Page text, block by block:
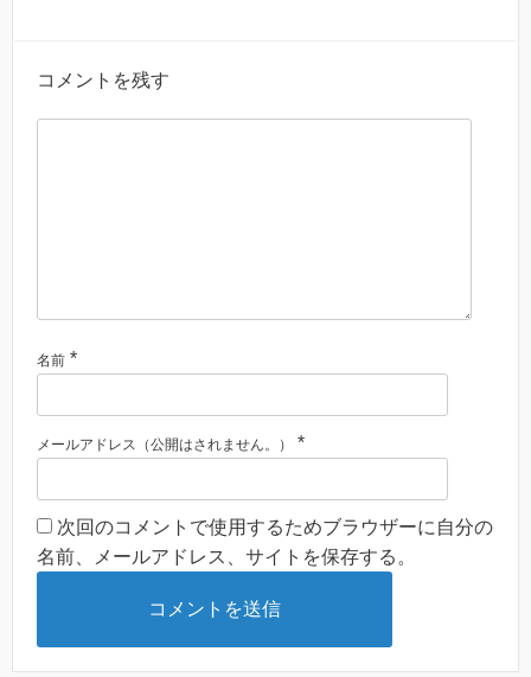
コメントを残す
名前 *
メールアドレス（公開はされません。） *
次回のコメントで使用するためブラウザーに自分の
名前、メールアドレス、サイトを保存する。